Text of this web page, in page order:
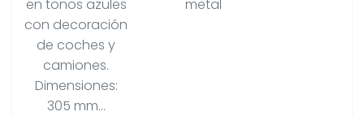
en tonos azules
con decoración
de coches y
camiones.
Dimensiones:
305 mm...
metal